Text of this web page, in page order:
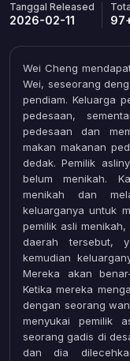
Tanggal Released
2026-02-11
Wei Cheng
Wei, seseorang
pendiam. Keluarga
pedesaan,
pedesaan dan
makan makanan
dedak. Pemilik
belum menikah.
menikah dan
keluarganya untuk
pemilik asli
daerah tersebut,
kemudian
Mereka akan
Ketika mereka
dengan seorang
menyukai pemilik
seorang gadis di
dan dia